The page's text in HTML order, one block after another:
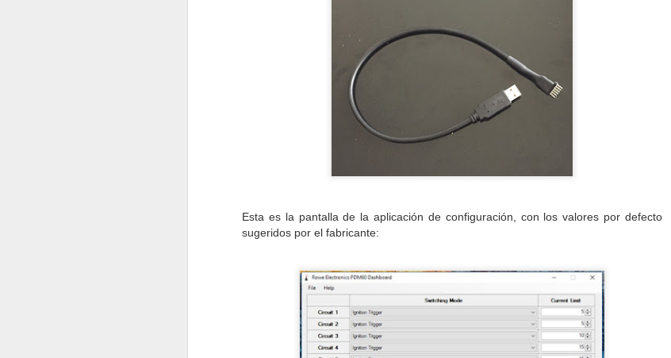
Esta es la pantalla de la aplicación de configuración, con los valores por defecto
sugeridos por el fabricante:
Con tanto viaje, tanto rally y tanto trabajo en las motos (sobre
todo en el Proyecto Rally), ando un poco desconectado de la
evolución del mercado del dual-sports, justo en un momento en que el
que parece que se avecina una avalancha de novedades,
especialmente en el segmento "medio", justo por debajo de las maxi-
trail.
Pina
En uno de los ratos que pasé con Joan Pedrero durante el OiLibya (más
suyos en la localidad zaragozana de Pina de Ebro. La "Quedada" (que
no carrera), tuvo lugar este fin de semana pasado, concretamente el
sábado 11/11. Acepté rápidamente porque el plan era muy atractivo y
una buena oportunidad de seguir haciendo "kilómetros de calidad" a la
KTM 690 "Rally Replica".